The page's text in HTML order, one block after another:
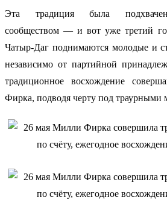
Эта традиция была
сообществом — и вот уже третий
Чатыр-Даг поднимаются молодые и
независимо от партийной
традиционное восхождение
Фирка, подводя черту под траурными